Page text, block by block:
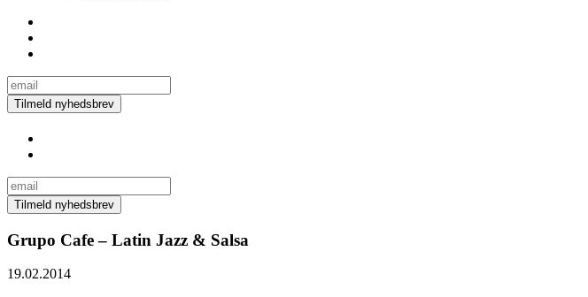
Grupo Cafe – Latin Jazz & Salsa
19.02.2014